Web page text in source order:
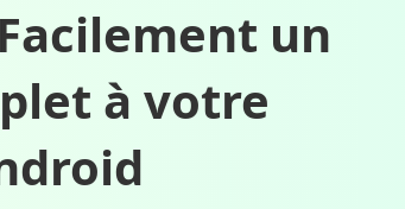
un
à votre